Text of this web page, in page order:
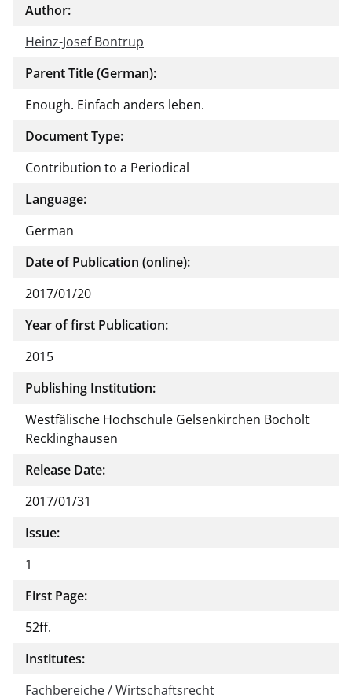
Author:
Heinz-Josef Bontrup
Parent Title (German):
Enough. Einfach anders leben.
Document Type:
Contribution to a Periodical
Language:
German
Date of Publication (online):
2017/01/20
Year of first Publication:
2015
Publishing Institution:
Westfälische Hochschule Gelsenkirchen Bocholt
Recklinghausen
Release Date:
2017/01/31
Issue:
1
First Page:
52ff.
Institutes:
Fachbereiche / Wirtschaftsrecht